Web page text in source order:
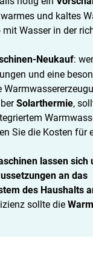
und kaltes
Wasser in der
Neukauf:
und eine
Solarthermie,
Sie die Kosten für
lassen sich
an das
des Haushalts
sollte die